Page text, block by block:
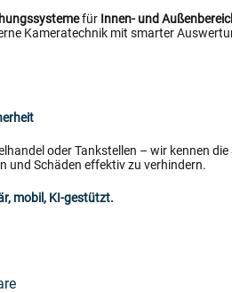
für Innen- und
Kameratechnik mit smarter
oder Tankstellen – wir kennen
und Schäden effektiv zu verhindern.
mobil, KI-gestützt.